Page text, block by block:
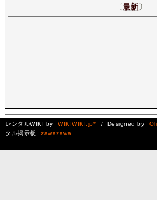
〔最新〕
レンタルWIKI by WIKIWIKI.jp* / Designed by
タル掲示板
zawazawa